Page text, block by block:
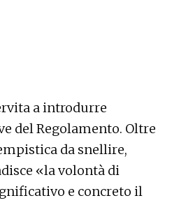
a introdurre
del Regolamento. Oltre
da snellire,
«la volontà di
e concreto il